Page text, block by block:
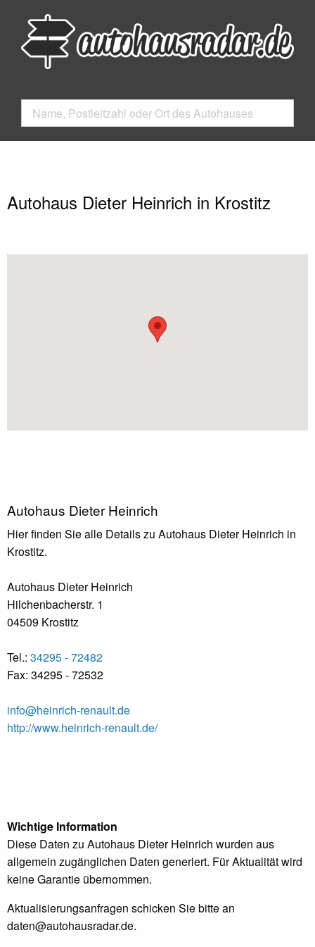
Autohaus Dieter Heinrich in Krostitz
Autohaus Dieter Heinrich
Hier finden Sie alle Details zu Autohaus Dieter Heinrich in
Krostitz.
Autohaus Dieter Heinrich
Hilchenbacherstr. 1
04509 Krostitz
Tel.: 34295 - 72482
Fax: 34295 - 72532
info@heinrich-renault.de
http://www.heinrich-renault.de/
Wichtige Information
Diese Daten zu Autohaus Dieter Heinrich wurden aus
allgemein zugänglichen Daten generiert. Für Aktualität wird
keine Garantie übernommen.
Aktualisierungsanfragen schicken Sie bitte an
daten@autohausradar.de.